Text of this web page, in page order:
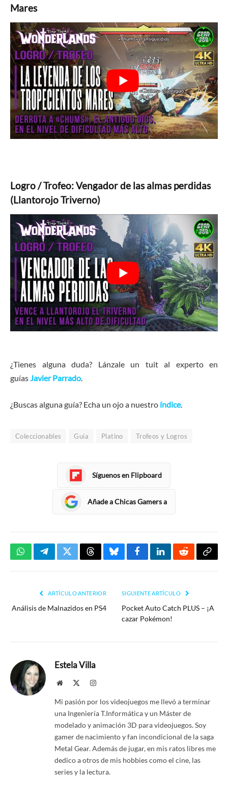
Mares
Logro / Trofeo: Vengador de las almas perdidas
(Llantorojo Triverno)
¿Tienes alguna duda? Lánzale un tuit al experto en
guíasJavier Parrado.
¿Buscas alguna guía? Echa un ojo a nuestro índice.
Coleccionables Guía Platino Trofeos y Logros
Síguenos en Flipboard
Añade a Chicas Gamers a
WhatsAppTelegramTwitterThreadsBlueskyFacebookLinkedInReddit
ARTÍCULO ANTERIOR
Análisis de Malnazidos en PS4
SIGUIENTE ARTÍCULO
Pocket Auto Catch PLUS – ¡A
cazar Pokémon!
Estela Villa
Website Instagram
Mi pasión por los videojuegos me llevó a terminar
una Ingeniería T.Informática y un Máster de
modelado y animación 3D para videojuegos. Soy
gamer de nacimiento y fan incondicional de la saga
Metal Gear. Además de jugar, en mis ratos libres me
dedico a otros de mis hobbies como el cine, las
series y la lectura.